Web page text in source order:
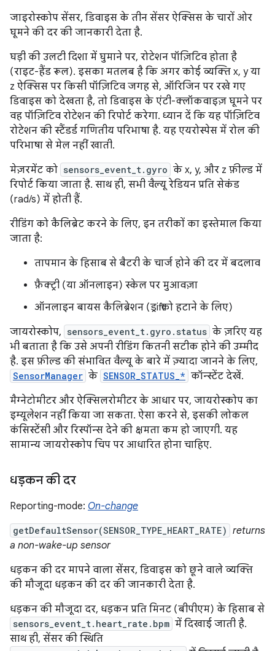
जाइरोस्कोप सेंसर, डिवाइस के तीन सेंसर ऐक्सिस के चारों ओर
घूमने की दर की जानकारी देता है.
घड़ी की उलटी दिशा में घुमाने पर, रोटेशन पॉज़िटिव होता है
(राइट-हैंड रूल). इसका मतलब है कि अगर कोई व्यक्ति x, y या
z ऐक्सिस पर किसी पॉज़िटिव जगह से, ऑरिजिन पर रखे गए
डिवाइस को देखता है, तो डिवाइस के एंटी-क्लॉकवाइज़ घूमने पर
वह पॉज़िटिव रोटेशन की रिपोर्ट करेगा. ध्यान दें कि यह पॉज़िटिव
रोटेशन की स्टैंडर्ड गणितीय परिभाषा है. यह एयरोस्पेस में रोल की
परिभाषा से मेल नहीं खाती.
मेज़रमेंट को sensors_event_t.gyro के x, y, और z फ़ील्ड में
रिपोर्ट किया जाता है. साथ ही, सभी वैल्यू रेडियन प्रति सेकंड
(rad/s) में होती हैं.
रीडिंग को कैलिब्रेट करने के लिए, इन तरीकों का इस्तेमाल किया
जाता है:
तापमान के हिसाब से बैटरी के चार्ज होने की दर में बदलाव
फ़ैक्ट्री (या ऑनलाइन) स्केल पर मुआवज़ा
ऑनलाइन बायस कैलिब्रेशन (ड्रift को हटाने के लिए)
जायरोस्कोप, sensors_event_t.gyro.status के ज़रिए यह
भी बताता है कि उसे अपनी रीडिंग कितनी सटीक होने की उम्मीद
है. इस फ़ील्ड की संभावित वैल्यू के बारे में ज़्यादा जानने के लिए,
SensorManager के SENSOR_STATUS_* कॉन्स्टेंट देखें.
मैग्नेटोमीटर और ऐक्सिलरोमीटर के आधार पर, जायरोस्कोप का
इम्यूलेशन नहीं किया जा सकता. ऐसा करने से, इसकी लोकल
कंसिस्टेंसी और रिस्पॉन्स देने की क्षमता कम हो जाएगी. यह
सामान्य जायरोस्कोप चिप पर आधारित होना चाहिए.
धड़कन की दर
Reporting-mode: On-change
getDefaultSensor(SENSOR_TYPE_HEART_RATE) returns
a non-wake-up sensor
धड़कन की दर मापने वाला सेंसर, डिवाइस को छूने वाले व्यक्ति
की मौजूदा धड़कन की दर की जानकारी देता है.
धड़कन की मौजूदा दर, धड़कन प्रति मिनट (बीपीएम) के हिसाब से
sensors_event_t.heart_rate.bpm में दिखाई जाती है.
साथ ही, सेंसर की स्थिति